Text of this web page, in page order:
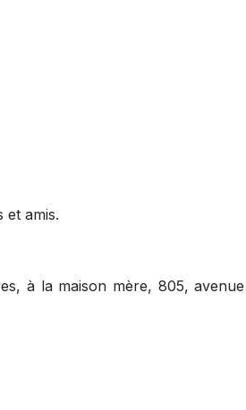
et amis.
à la maison mère, 805,